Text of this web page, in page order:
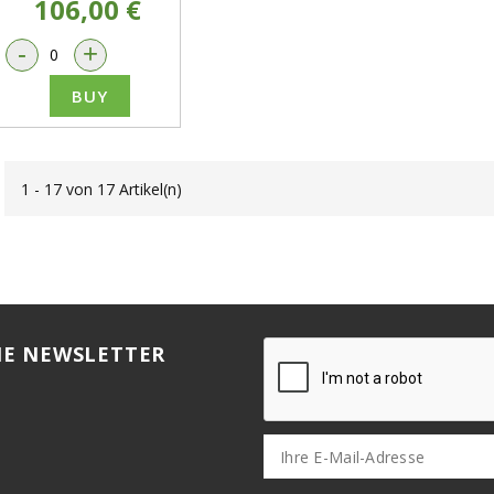
106,00 €
- +
BUY
1 - 17 von 17 Artikel(n)
NEWSLETTER